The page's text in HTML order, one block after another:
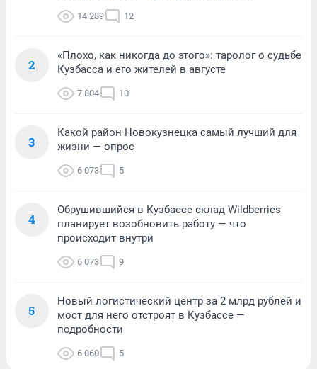
14 289 12
2
«Плохо, как никогда до этого»: таролог о судьбе
Кузбасса и его жителей в августе
7 804 10
3
Какой район Новокузнецка самый лучший для
жизни — опрос
6 073 5
4
Обрушившийся в Кузбассе склад Wildberries
планирует возобновить работу — что
происходит внутри
6 073 9
5
Новый логистический центр за 2 млрд рублей и
мост для него отстроят в Кузбассе —
подробности
6 060 5